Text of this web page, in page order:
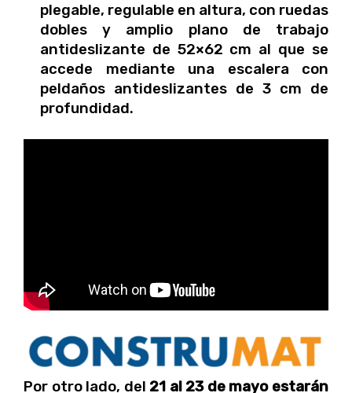
plegable, regulable en altura, con ruedas
dobles y amplio plano de trabajo
antideslizante de 52×62 cm al que se
accede mediante una escalera con
peldaños antideslizantes de 3 cm de
profundidad.
Por otro lado, del 21 al 23 de mayo estarán